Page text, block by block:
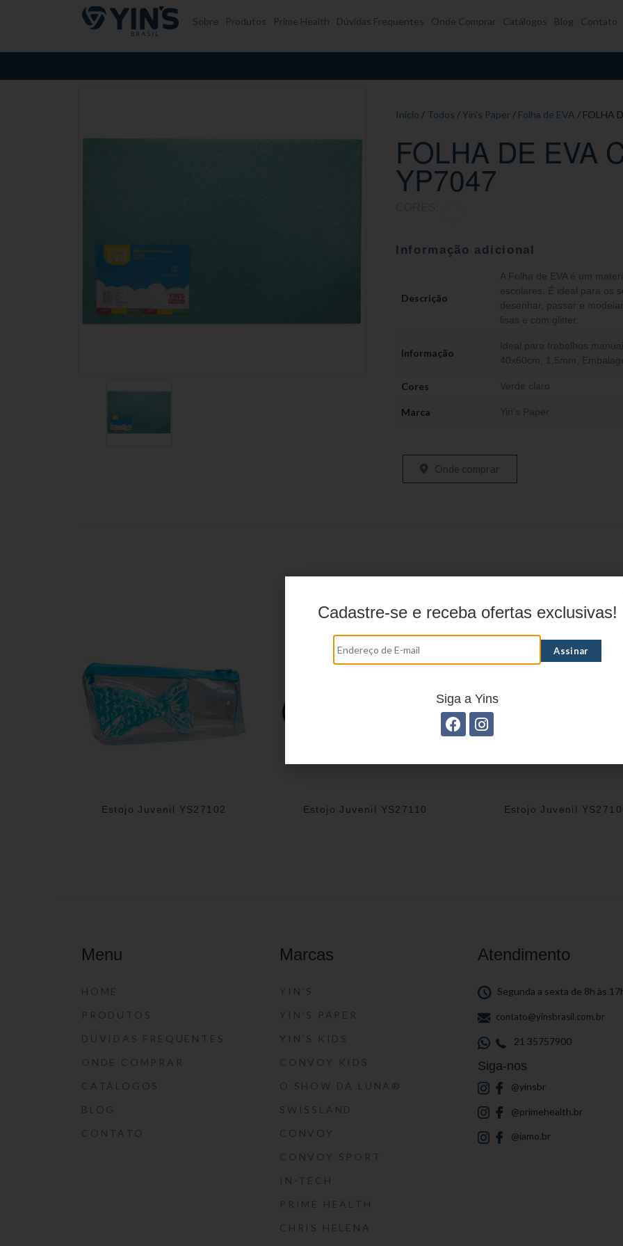
Pular para o conteúdo Sobre Produtos Prime Health Dúvidas Frequentes Onde Comprar Catálogos Blog Contato
Início / Todos /Yin's Paper / Folha de EVA / FOLHA
FOLHA DE EVA
YP7047
Informação adicional
Descrição
A Folha de EVA é um
escolares. É ideal para os
desenhar, passar e
lisas e com glitter.
Informação
Ideal para trabalhos
40x60cm, 1,5mm,
Cores Verde claro
Marca Yin's Paper
Onde comprar
Estojo Juvenil YS27102 Estojo Juvenil YS27110 Estojo Juvenil
Menu
HOME
PRODUTOS
DÚVIDAS FREQUENTES
ONDE COMPRAR
CATÁLOGOS
BLOG
CONTATO
Marcas
YIN’S
YIN’S PAPER
YIN’S KIDS
CONVOY KIDS
O SHOW DA LUNA®
SWISSLAND
CONVOY
CONVOY SPORT
IN-TECH
PRIME HEALTH
CHRIS HELENA
Atendimento
Segunda a sexta de 8h às
contato@yinsbrasil.com.br
21 35757900
Siga-nos
@yinsbr
@primehealth.br
@iamo.br
Cadastre-se e receba ofertas exclusivas!
Siga a Yins